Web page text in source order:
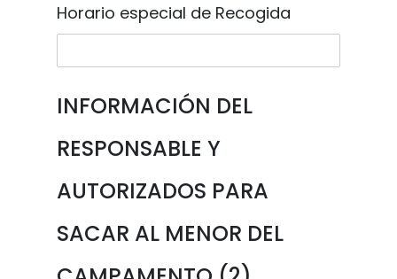
Horario especial de Recogida
INFORMACIÓN DEL
RESPONSABLE Y
AUTORIZADOS PARA
SACAR AL MENOR DEL